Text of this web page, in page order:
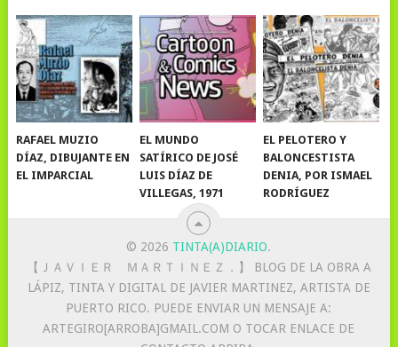
RAFAEL MUZIO
DÍAZ, DIBUJANTE EN
EL IMPARCIAL
EL MUNDO
SATÍRICO DE JOSÉ
LUIS DÍAZ DE
VILLEGAS, 1971
EL PELOTERO Y
BALONCESTISTA
DENIA, POR ISMAEL
RODRÍGUEZ
© 2026 TINTA(A)DIARIO.
【 ＪＡＶＩＥＲ ＭＡＲＴＩＮＥＺ．】 BLOG DE LA OBRA A
LÁPIZ, TINTA Y DIGITAL DE JAVIER MARTINEZ, ARTISTA DE
PUERTO RICO. PUEDE ENVIAR UN MENSAJE A:
ARTEGIRO[ARROBA]GMAIL.COM O TOCAR ENLACE DE